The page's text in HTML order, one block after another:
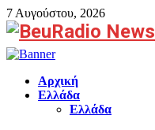
7 Αυγούστου, 2026
Facebook
Αρχική
Ελλάδα
Ελλάδα